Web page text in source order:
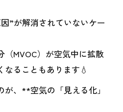
”が解消されていないケー
（MVOC）が空気中に拡散
なることもあります💧
、**空気の「見える化」